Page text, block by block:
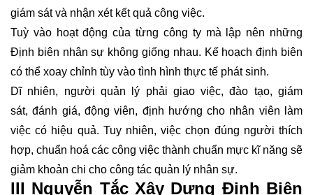
giám sát và nhận xét kết quả công việc.
Tuỳ vào hoạt động của từng công ty mà lập nên những
Định biên nhân sự không giống nhau. Kế hoạch định biên
có thể xoay chỉnh tùy vào tình hình thực tế phát sinh.
Dĩ nhiên, người quản lý phải giao việc, đào tạo, giám
sát, đánh giá, động viên, định hướng cho nhân viên làm
việc có hiệu quả. Tuy nhiên, việc chọn đúng người thích
hợp, chuẩn hoá các công việc thành chuẩn mực kĩ năng sẽ
giảm khoản chi cho công tác quản lý nhân sự.
III Nguyễn TắcXây Dựng Định Biên